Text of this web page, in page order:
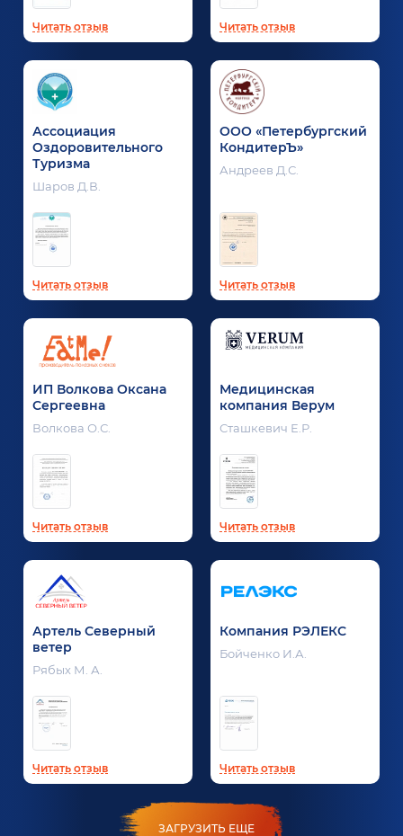
Читать отзыв Читать отзыв
Ассоциация
Оздоровительного
Туризма
Шаров Д.В.
Читать отзыв
ООО «Петербургский
КондитерЪ»
Андреев Д.С.
Читать отзыв
ИП Волкова Оксана
Сергеевна
Волкова О.С.
Читать отзыв
Медицинская
компания Верум
Сташкевич Е.Р.
Читать отзыв
Артель Северный
ветер
Рябых М. А.
Читать отзыв
Компания РЭЛЕКС
Бойченко И.А.
Читать отзыв
ЗАГРУЗИТЬ ЕЩЕ